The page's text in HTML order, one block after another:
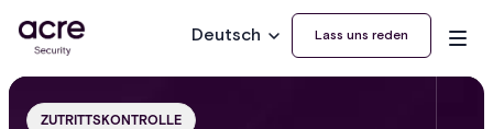
Deutsch Lass uns reden
ZUTRITTSKONTROLLE